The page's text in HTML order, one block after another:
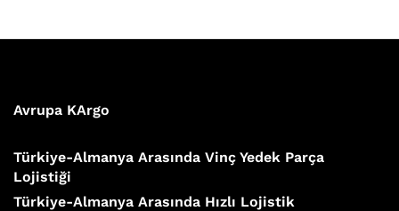
Avrupa KArgo
Türkiye-Almanya Arasında Vinç Yedek Parça
Lojistiği
Türkiye-Almanya Arasında Hızlı Lojistik